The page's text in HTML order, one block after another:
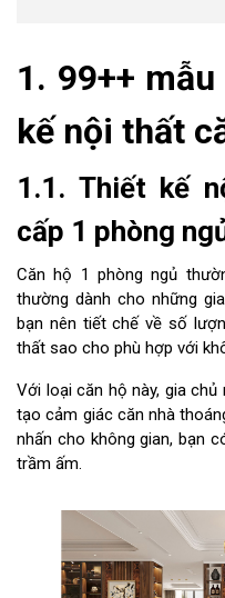
1. 99++
kế nội thất
1.1. Thiết kế
cấp 1 phòng
Căn hộ 1 phòng ngủ
thường dành cho những
bạn nên tiết chế về số
thất sao cho phù hợp với
Với loại căn hộ này, gia
tạo cảm giác căn nhà
nhấn cho không gian, bạn
trầm ấm.